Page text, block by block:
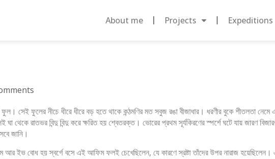
About me Projects Expeditions
সেই ফুলের নীচে ধীরে ধীরে বড় হতে থাকে কন্ঠমণির মত সবুজ রঙা বীজাধার। ধরণীর বুকে শীতলতা
থেকে রাতভর বিন্দু বিন্দু করে ক্ষরিত হয় শ্বেতরক্ত। ভোরের প্রথম সূর্যকিরণের স্পর্শে ঘটে যায় জারণ
জানি।
আর ইভ বোধ হয় স্বর্গে বসে এই আফিম ফলই চেখেছিলেন, যে কারণে স্রষ্টা তাঁদের উপর নারাজ